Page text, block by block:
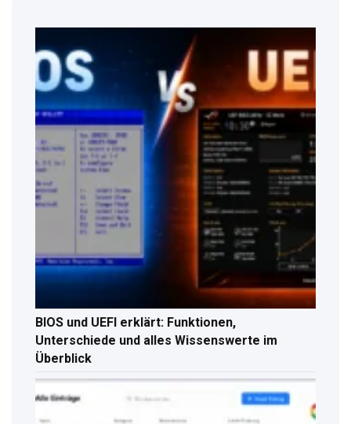
BIOS und UEFI erklärt: Funktionen,
Unterschiede und alles Wissenswerte im
Überblick